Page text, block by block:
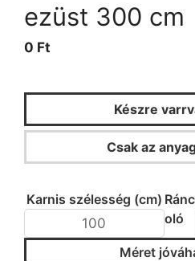
ezüst 300 cm
0 Ft
Készre
Csak az
Karnis szélesség (cm)
Méret
Ránc
oló